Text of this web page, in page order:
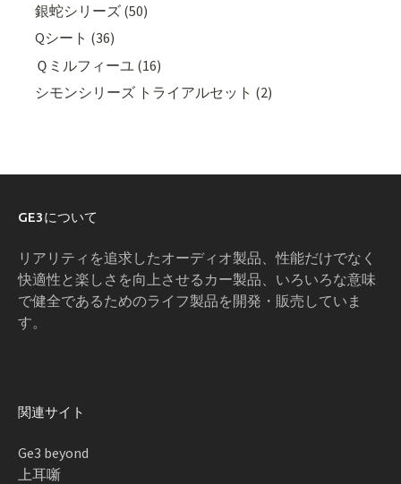
銀蛇シリーズ (50)
Qシート (36)
Ｑミルフィーユ (16)
シモンシリーズ トライアルセット (2)
GE3について
リアリティを追求したオーディオ製品、性能だけでなく
快適性と楽しさを向上させるカー製品、いろいろな意味
で健全であるためのライフ製品を開発・販売していま
す。
関連サイト
Ge3 beyond
上耳噺